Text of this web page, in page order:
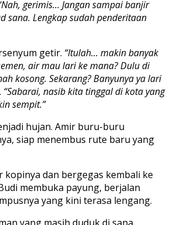
gerimis… Jangan sampai banjir
sana. Lengkap sudah penderitaan
getir. “Itulah… makin banyak
air mau lari ke mana? Dulu di
kosong. Sekarang? Banyunya ya lari
“Sabarai, nasib kita tinggal di kota yang
sempit.”
hujan. Amir buru-buru
siap menembus rute baru yang
kopinya dan bergegas kembali ke
membuka payung, berjalan
yang kini terasa lengang.